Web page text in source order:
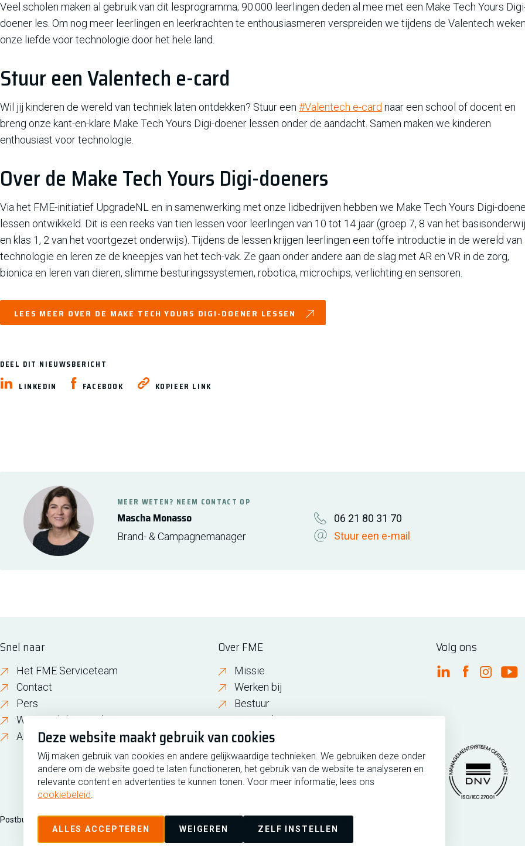
Deze website maakt gebruik van cookies
Wij maken gebruik van cookies en andere gelijkwaardige technieken. We gebruiken deze onder
andere om de website goed te laten functioneren, het gebruik van de website te analyseren en
relevante content en advertenties te kunnen tonen. Voor meer informatie, lees ons
cookiebeleid.
ALLES ACCEPTEREN WEIGEREN ZELF INSTELLEN
Veel scholen maken al gebruik van dit lesprogramma; 90.000 leerlingen deden al mee met een Make Tech Yours
doener les. Om nog meer leerlingen en leerkrachten te enthousiasmeren verspreiden we tijdens de Valentech
onze liefde voor technologie door het hele land.
Stuur een Valentech e-card
Wil jij kinderen de wereld van techniek laten ontdekken? Stuur een #Valentech e-card naar een school of docent en
breng onze kant-en-klare Make Tech Yours Digi-doener lessen onder de aandacht. Samen maken we kinderen
enthousiast voor technologie.
Over de Make Tech Yours Digi-doeners
Via het FME-initiatief UpgradeNL en in samenwerking met onze lidbedrijven hebben we Make Tech Yours Digi-
lessen ontwikkeld. Dit is een reeks van tien lessen voor leerlingen van 10 tot 14 jaar (groep 7, 8 van het
en klas 1, 2 van het voortgezet onderwijs). Tijdens de lessen krijgen leerlingen een toffe introductie in de wereld van
technologie en leren ze de kneepjes van het tech-vak. Ze gaan onder andere aan de slag met AR en VR in de zorg,
bionica en leren van dieren, slimme besturingssystemen, robotica, microchips, verlichting en sensoren.
LEES MEER OVER DE MAKE TECH YOURS DIGI-DOENER LESSEN
DEEL DIT NIEUWSBERICHT
LINKEDIN
FACEBOOK KOPIEER LINK
Mascha Monasso
MEER WETEN? NEEM CONTACT OP
Brand- & Campagnemanager
06 21 80 31 70
Stuur een e-mail
Snel naar
Het FME Serviceteam
Contact
Pers
Wijzigen lidmaatschap
About FME
Over FME
Missie
Werken bij
Bestuur
FME in de regio
Geschiedenis
Volg ons
FME Linkedin
FMEFME
Postbus 190, 2700 AD Zoetermeer Zilverstraat 69, 2718 RP Zoetermeer Copyright 2026 @ FME